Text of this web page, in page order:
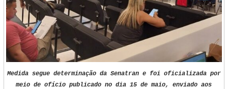
Medida segue determinação da Senatran e foi oficializada por
meio de ofício publicado no dia 15 de maio, enviado aos